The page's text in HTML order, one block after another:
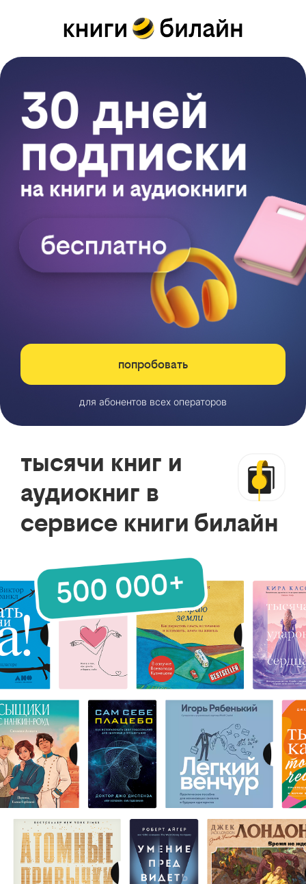
попробовать
для абонентов всех операторов
тысячи книг и
аудиокниг в
сервисе книги билайн